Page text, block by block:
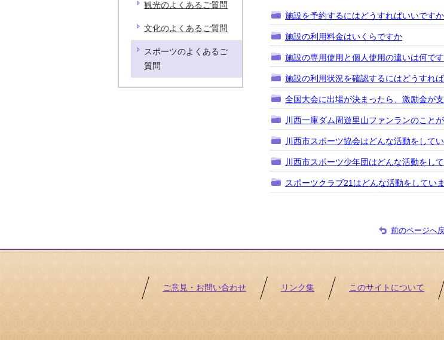
施設を予約するにはどうすればいいですか
施設の利用料金はいくらですか
施設の専用使用と個人使用の違いは何で
施設の利用状況を確認するにはどうすれ
全国大会に出場が決まったら、激励金が
川西一庫ダム周遊里山ファンランのこと
川西市スポーツ協会はどんな活動をして
川西市スポーツ少年団はどんな活動をし
スポーツクラブ21はどんな活動をしてい
観光のよくあるご質問
文化のよくあるご質問
スポーツのよくあるご
質問
前のページへ
ご意見・お問い合わせ リンク集 このサイトについて